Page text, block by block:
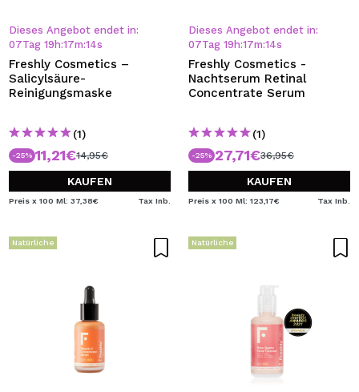
Dieses Angebot endet in:
07Tag 19 h:17m:13s
Freshly Cosmetics –
Salicylsäure-
Reinigungsmaske
(1)
-25% 11,21€14,95€
KAUFEN
Preis x 100 Ml: 37,38€ Tax Inb.
Dieses Angebot endet in:
07Tag 19 h:17m:13s
Freshly Cosmetics -
Nachtserum Retinal
Concentrate Serum
(1)
-25% 27,71€36,95€
KAUFEN
Preis x 100 Ml: 123,17€ Tax Inb.
Natürliche Natürliche